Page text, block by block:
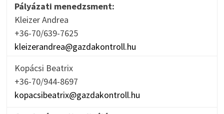
Pályázati menedzsment:
Kleizer Andrea
+36-70/639-7625
kleizerandrea@gazdakontroll.hu
Kopácsi Beatrix
+36-70/944-8697
kopacsibeatrix@gazdakontroll.hu